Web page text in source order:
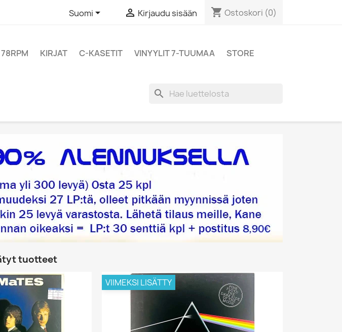
Suomi  Kirjaudu sisään shopping_cart Ostoskori (0)
78RPM KIRJAT C-KASETIT VINYYLIT 7-TUUMAA
STORE
search
tuotteet
VIIMEKSI LISÄTTY